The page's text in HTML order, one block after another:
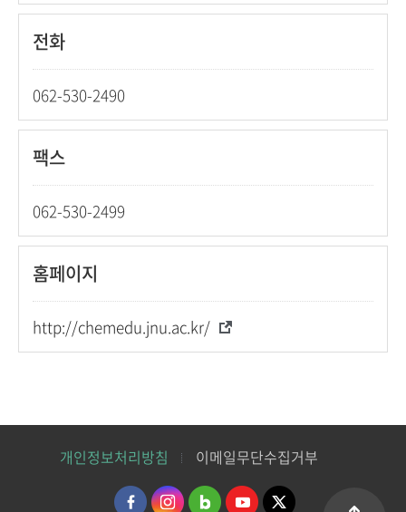
전화
062-530-2490
팩스
062-530-2499
홈페이지
http://chemedu.jnu.ac.kr/
개인정보처리방침 이메일무단수집거부